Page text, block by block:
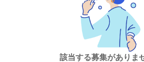
該当する募集がありま